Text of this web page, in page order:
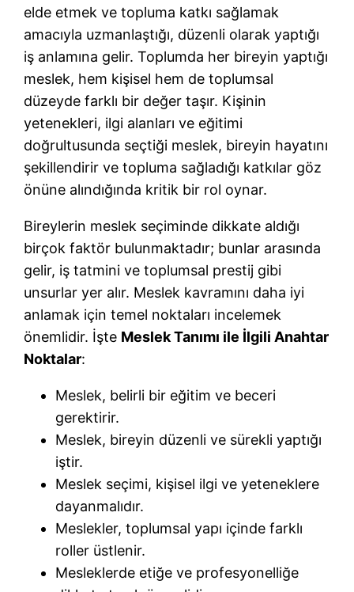
elde etmek ve topluma katkı sağlamak
amacıyla uzmanlaştığı, düzenli olarak yaptığı
iş anlamına gelir. Toplumda her bireyin yaptığı
meslek, hem kişisel hem de toplumsal
düzeyde farklı bir değer taşır. Kişinin
yetenekleri, ilgi alanları ve eğitimi
doğrultusunda seçtiği meslek, bireyin hayatını
şekillendirir ve topluma sağladığı katkılar göz
önüne alındığında kritik bir rol oynar.
Bireylerin meslek seçiminde dikkate aldığı
birçok faktör bulunmaktadır; bunlar arasında
gelir, iş tatmini ve toplumsal prestij gibi
unsurlar yer alır. Meslek kavramını daha iyi
anlamak için temel noktaları incelemek
önemlidir. İşte Meslek Tanımı ile İlgili Anahtar
Noktalar:
Meslek, belirli bir eğitim ve beceri
gerektirir.
Meslek, bireyin düzenli ve sürekli yaptığı
iştir.
Meslek seçimi, kişisel ilgi ve yeteneklere
dayanmalıdır.
Meslekler, toplumsal yapı içinde farklı
roller üstlenir.
Mesleklerde etiğe ve profesyonelliğe